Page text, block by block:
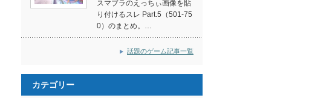
スマブラのえっちぃ画像を貼
り付けるスレ Part.5（501-75
0）のまとめ。…
話題のゲーム記事一覧
カテゴリー